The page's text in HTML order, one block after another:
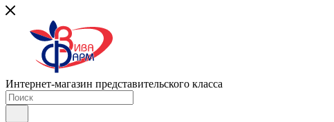
Интернет-магазин представительского класса